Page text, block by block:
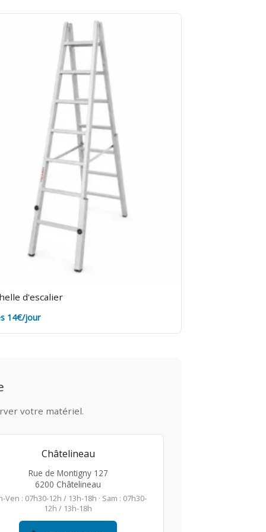
d'escalier
14€/jour
votre matériel.
Châtelineau
Rue de Montigny 127
6200 Châtelineau
Ven : 07h30-12h / 13h-18h · Sam : 07h30-
12h / 13h-18h